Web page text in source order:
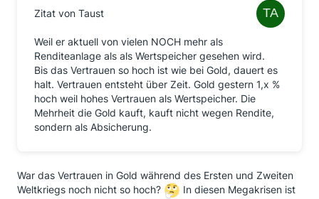
Zitat von Taust
Weil er aktuell von vielen NOCH mehr als
Renditeanlage als als Wertspeicher gesehen wird.
Bis das Vertrauen so hoch ist wie bei Gold, dauert es
halt. Vertrauen entsteht über Zeit. Gold gestern 1,x %
hoch weil hohes Vertrauen als Wertspeicher. Die
Mehrheit die Gold kauft, kauft nicht wegen Rendite,
sondern als Absicherung.
War das Vertrauen in Gold während des Ersten und Zweiten
Weltkriegs noch nicht so hoch?
In diesen Megakrisen ist